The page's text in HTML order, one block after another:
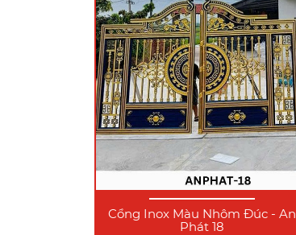
Cổng Inox Màu Nhôm Đúc - An
Phát 18